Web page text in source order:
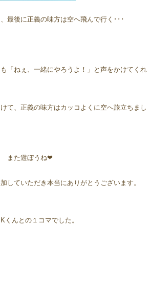
最後に正義の味方は空へ飛んで行く･･･
「ねぇ、一緒にやろうよ！」と声をかけてくれ
て、正義の味方はカッコよくに空へ旅立ちまし
また遊ぼうね❤
していただき本当にありがとうございます。
Kくんとの１コマでした。